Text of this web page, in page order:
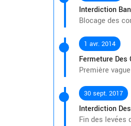
Interdiction
Blocage des
1 avr. 2014
Fermeture Des
Première
30 sept. 2017
Interdiction
Fin des levées